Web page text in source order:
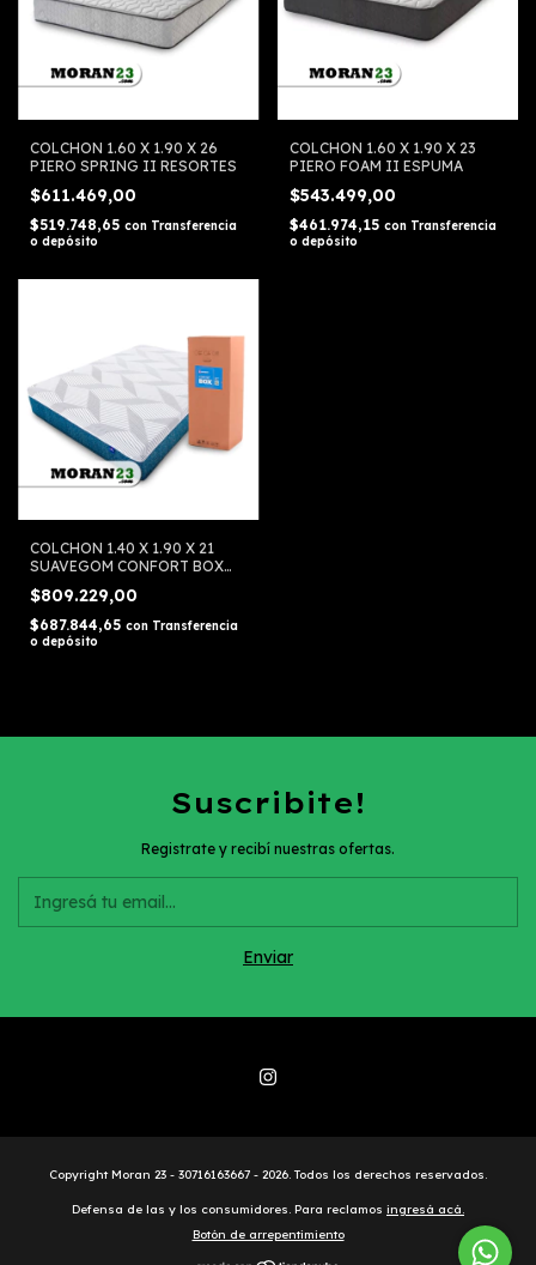
COLCHON 1.60 X 1.90 X 26
PIERO SPRING II RESORTES
$611.469,00
$519.748,65 con Transferencia
o depósito
COLCHON 1.60 X 1.90 X 23
PIERO FOAM II ESPUMA
$543.499,00
$461.974,15 con Transferencia
o depósito
COLCHON 1.40 X 1.90 X 21
SUAVEGOM CONFORT BOX
ESPUMA
$809.229,00
$687.844,65 con Transferencia
o depósito
Suscribite!
Registrate y recibí nuestras ofertas.
Copyright Moran 23 - 30716163667 - 2026. Todos los derechos reservados.
Defensa de las y los consumidores. Para reclamos ingresá acá.
Botón de arrepentimiento